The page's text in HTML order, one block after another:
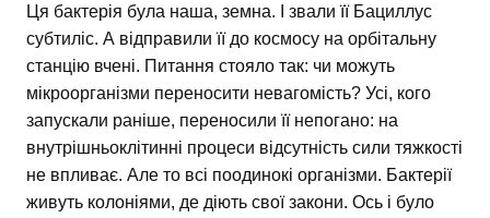
Ця бактерія була наша, земна. І звали її Бациллус
субтиліс. А відправили її до космосу на орбітальну
станцію вчені. Питання стояло так: чи можуть
мікроорганізми переносити невагомість? Усі, кого
запускали раніше, переносили її непогано: на
внутрішньоклітинні процеси відсутність сили тяжкості
не впливає. Але то всі поодинокі організми. Бактерії
живуть колоніями, де діють свої закони. Ось і було